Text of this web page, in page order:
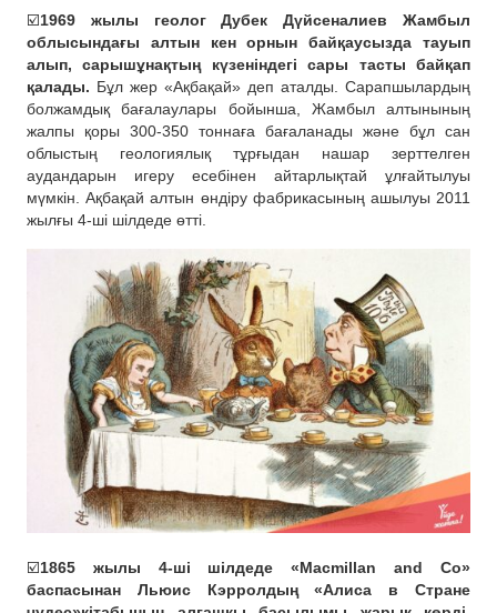
☑️1969 жылы геолог Дубек Дүйсеналиев Жамбыл
облысындағы алтын кен орнын байқаусызда тауып
алып, сарышұнақтың күзеніндегі сары тасты байқап
қалады. Бұл жер «Ақбақай» деп аталды. Сарапшылардың
болжамдық бағалаулары бойынша, Жамбыл алтынының
жалпы қоры 300-350 тоннаға бағаланады және бұл сан
облыстың геологиялық тұрғыдан нашар зерттелген
аудандарын игеру есебінен айтарлықтай ұлғайтылуы
мүмкін. Ақбақай алтын өндіру фабрикасының ашылуы 2011
жылғы 4-ші шілдеде өтті.
☑️1865 жылы 4-ші шілдеде «Macmillan and Co»
баспасынан Льюис Кэрролдың «Алиса в Стране